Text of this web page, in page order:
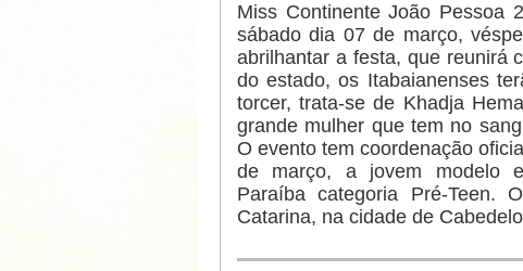
Miss Continente João Pessoa
sábado dia 07 de março,
abrilhantar a festa, que reunirá
do estado, os Itabaianenses
torcer, trata-se de Khadja
grande mulher que tem no
O evento tem coordenação
de março, a jovem modelo
Paraíba categoria Pré-Teen.
Catarina, na cidade de